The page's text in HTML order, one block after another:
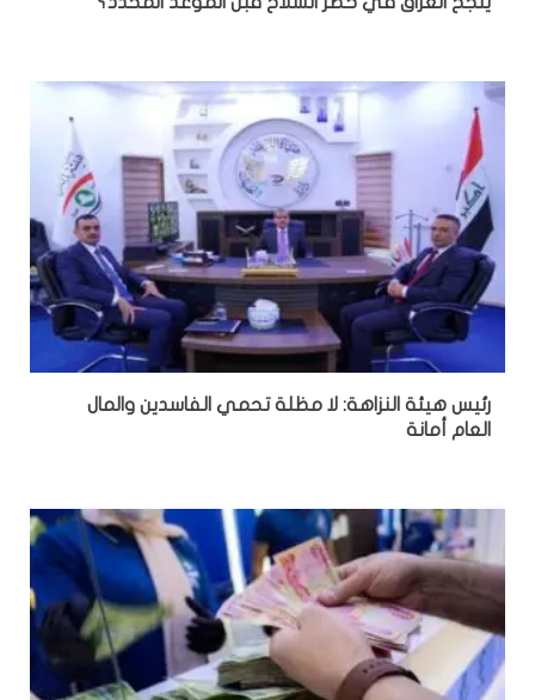
رئيس هيئة النزاهة: لا مظلة تحمي الفاسدين والمال
العام أمانة